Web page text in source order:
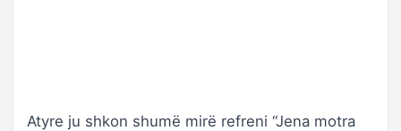
Atyre ju shkon shumë mirë refreni “Jena motra